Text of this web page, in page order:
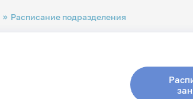
Расписание подразделения